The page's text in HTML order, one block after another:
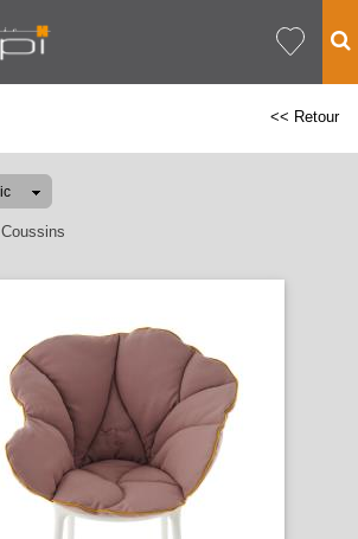
<< Retour
Coussins